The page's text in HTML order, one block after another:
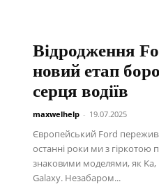
Відродження
новий етап
серця водіїв
maxwelhelp - 19.07.2025
Європейський Ford
останні роки ми з
знаковими моделями, як Ka,
Galaxy. Незабаром...